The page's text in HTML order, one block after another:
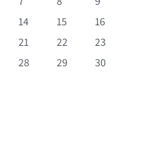
14 15
16
21 22
23
28 29
30